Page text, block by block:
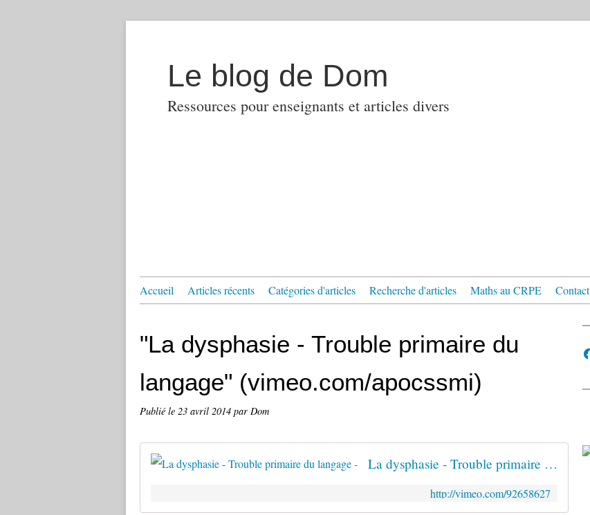
Le blog de Dom
Ressources pour enseignants et articles divers
Accueil Articles récents Catégories d'articles Recherche d'articles Maths au CRPE Contact
"La dysphasie - Trouble primaire du
langage" (vimeo.com/apocssmi)
Publié le 23 avril 2014 par Dom
La dysphasie - Trouble primaire du langage -
http://vimeo.com/92658627